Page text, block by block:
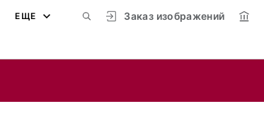
Заказ изображений
ЕЩЕ